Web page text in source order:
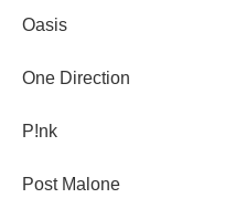
Oasis
One Direction
P!nk
Post Malone